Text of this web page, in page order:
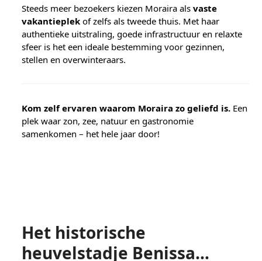
Steeds meer bezoekers kiezen Moraira alsvaste
vakantieplek of zelfs als tweede thuis. Met haar
authentieke uitstraling, goede infrastructuur en relaxte
sfeer is het een ideale bestemming voor gezinnen,
stellen en overwinteraars.
Kom zelf ervaren waarom Moraira zo geliefd is. Een
plek waar zon, zee, natuur en gastronomie
samenkomen – het hele jaar door!
Het historische
heuvelstadje Benissa…